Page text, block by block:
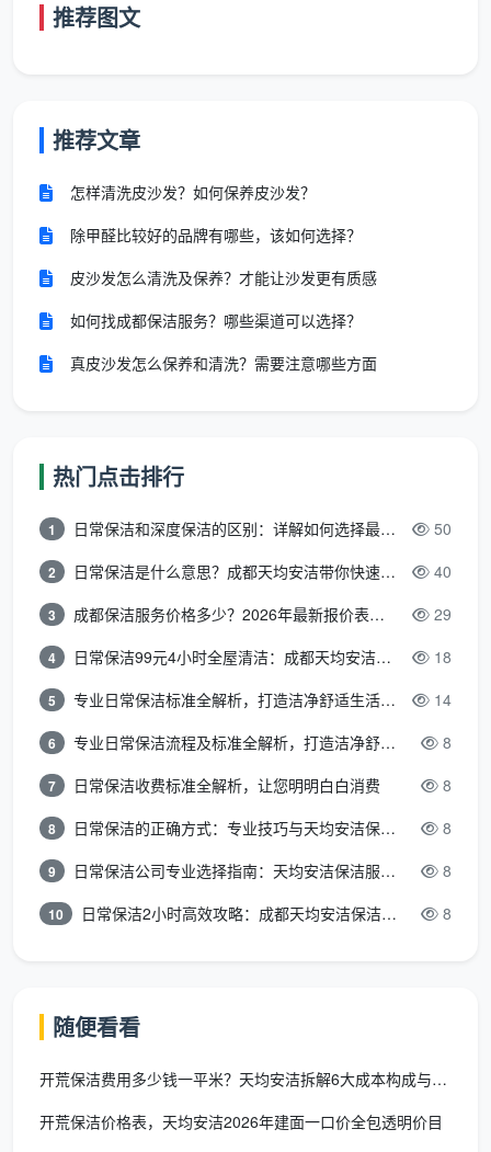
尘”现象。中介模式：做完即走，电话打不通。实体模
三、成都天均安洁保洁的服务标准与2026年价格参考
在成都天均安洁保洁，我们不挂“平台”的牌子，但
我们做的事：自有团队、固定标准、透明报价、合同保
找到的样子。
12项精保洁清单（逐项验收）：
天花边角、灯带槽、空调风口除尘，墙面浮灰清除
厨房吊柜地柜内外及抽屉全拆吸尘擦拭，台面漆点胶
点铲除，烟机灶具墙面瓷砖清洁
亮，马桶内外消毒，地漏清掏
全屋衣柜储物柜隔板抽屉逐一取出吸尘擦拭，门板胶
印去除
室内门门套门锁清洁，全屋踢脚线上沿除尘和漆点铲
除
全屋地面漆点腻子点胶点手工铲除，吸尘后深度湿拖
两遍
推荐图文
推荐文章
怎样清洗皮沙发？如何保养皮沙发？
除甲醛比较好的品牌有哪些，该如何选择？
皮沙发怎么清洗及保养？才能让沙发更有质感
如何找成都保洁服务？哪些渠道可以选择？
真皮沙发怎么保养和清洗？需要注意哪些方面
热门点击排行
1 日常保洁和深度保洁的区别：详解如何选择最适合的清洁服务 50
2 日常保洁是什么意思？成都天均安洁带你快速区分“日常vs深度vs开荒” 40
3 成都保洁服务价格多少？2026年最新报价表来了，这一篇看透所有费用 29
4 日常保洁99元4小时全屋清洁：成都天均安洁保洁超值服务全解析 18
5 专业日常保洁标准全解析，打造洁净舒适生活空间 14
6 专业日常保洁流程及标准全解析，打造洁净舒适环境 8
7 日常保洁收费标准全解析，让您明明白白消费 8
8 日常保洁的正确方式：专业技巧与天均安洁保洁服务全解析 8
9 日常保洁公司专业选择指南：天均安洁保洁服务全解析 8
10 日常保洁2小时高效攻略：成都天均安洁保洁专业时间管理方案 8
随便看看
开荒保洁费用多少钱一平米？天均安洁拆解6大成本构成与真实报价
开荒保洁价格表，天均安洁2026年建面一口价全包透明价目